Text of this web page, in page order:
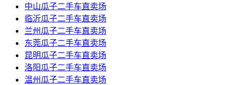
中山瓜子二手车直卖场
临沂瓜子二手车直卖场
兰州瓜子二手车直卖场
东莞瓜子二手车直卖场
昆明瓜子二手车直卖场
洛阳瓜子二手车直卖场
温州瓜子二手车直卖场